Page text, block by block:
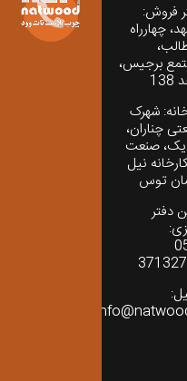
فروش:
چهارراه
برجیس،
شهرک
چناران،
یک، صنعت
کارخانه نیل
توس
دفتر